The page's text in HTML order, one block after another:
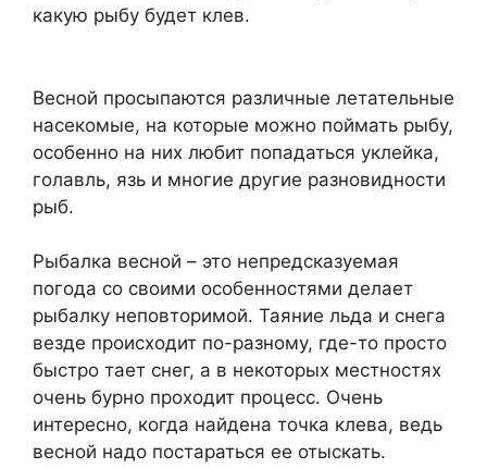
какую рыбу будет клев.
Весной просыпаются различные летательные
насекомые, на которые можно поймать рыбу,
особенно на них любит попадаться уклейка,
голавль, язь и многие другие разновидности
рыб.
Рыбалка весной – это непредсказуемая
погода со своими особенностями делает
рыбалку неповторимой. Таяние льда и снега
везде происходит по-разному, где-то просто
быстро тает снег, а в некоторых местностях
очень бурно проходит процесс. Очень
интересно, когда найдена точка клева, ведь
весной надо постараться ее отыскать.